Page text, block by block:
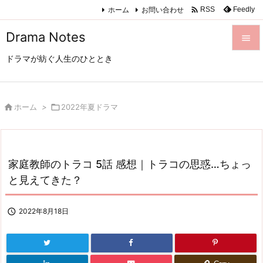
Drama Notes
ドラマが紡ぐ人生のひととき

次へ
検索
ホーム お問い合わせ  RSS Feedly
 ホーム > 2022年夏ドラマ
家庭教師のトラコ 5話 感想｜トラコの思惑…ちょっ
と見えてきた？
 2022年8月18日